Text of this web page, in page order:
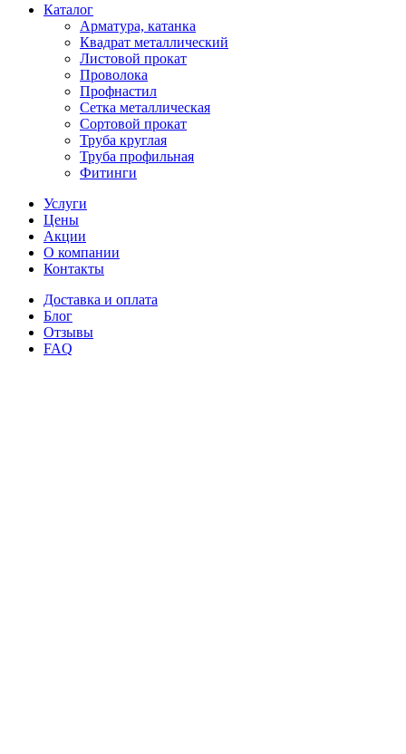
Каталог
Арматура, катанка
Квадрат металлический
Листовой прокат
Проволока
Профнастил
Сетка металлическая
Сортовой прокат
Труба круглая
Труба профильная
Фитинги
Услуги
Цены
Акции
О компании
Контакты
Доставка и оплата
Блог
Отзывы
FAQ